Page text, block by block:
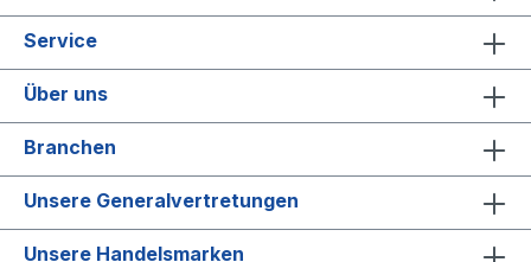
Service
Über uns
Branchen
Unsere Generalvertretungen
Unsere Handelsmarken